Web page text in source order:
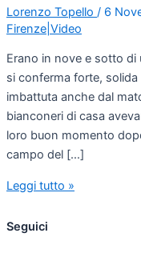
Lorenzo Topello / 6
Firenze|Video
Erano in nove e sotto di
si conferma forte,
imbattuta anche dal
bianconeri di casa
loro buon momento
campo del […]
Leggi tutto »
Seguici